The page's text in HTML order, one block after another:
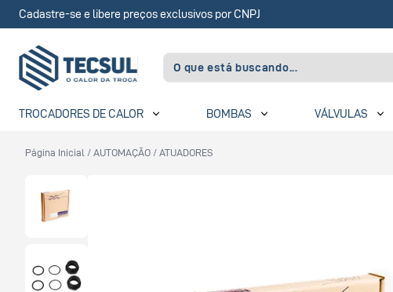
Cadastre-se e libere preços exclusivos por CNPJ
TROCADORES DE CALOR BOMBAS VÁLVULAS
Página Inicial / AUTOMAÇÃO / ATUADORES